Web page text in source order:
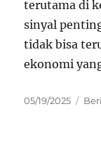
terutama di
sinyal
tidak bisa
ekonomi
Posted
05/19/2025